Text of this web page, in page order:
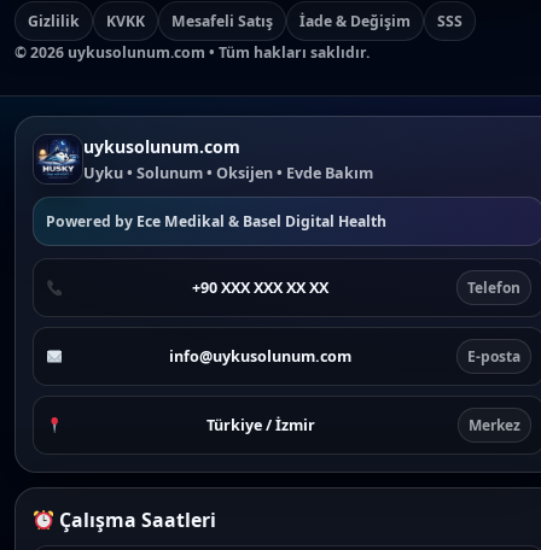
Gizlilik KVKK Mesafeli Satış İade & Değişim
SSS
©2026 uykusolunum.com • Tüm hakları saklıdır.
uykusolunum.com
Uyku • Solunum • Oksijen • Evde Bakım
Powered by Ece Medikal & Basel Digital Health
+90 XXX XXX XX XX Telefon
info@uykusolunum.com E-posta
Türkiye / İzmir Merkez
Çalışma Saatleri